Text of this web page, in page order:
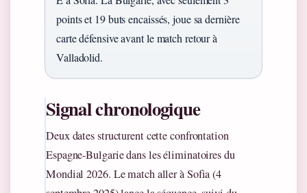
points et 19 buts encaissés, joue sa dernière
carte défensive avant le match retour à
Valladolid.
Signal chronologique
Deux dates structurent cette confrontation
Espagne-Bulgarie dans les éliminatoires du
Mondial 2026. Le match aller à Sofia (4